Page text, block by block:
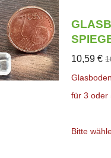
10,59 €
für 3 oder
Bitte